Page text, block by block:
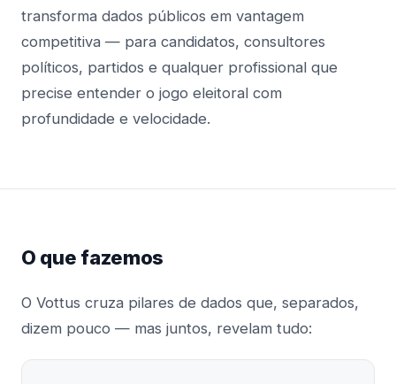
transforma dados públicos em vantagem
competitiva — para candidatos, consultores
políticos, partidos e qualquer profissional que
precise entender o jogo eleitoral com
profundidade e velocidade.
O que fazemos
O Vottus cruza pilares de dados que, separados,
dizem pouco — mas juntos, revelam tudo: